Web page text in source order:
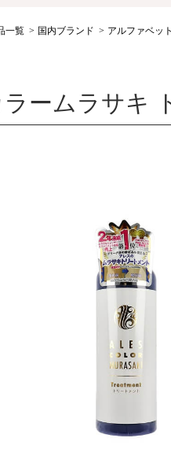
一覧 国内ブランド アルファベッ
ームラサキ